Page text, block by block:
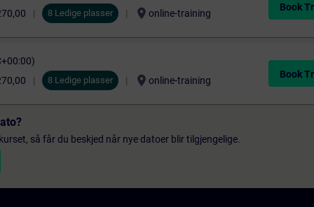
8 Ledige plasser location_on online-training
Book
8 Ledige plasser location_on online-training
Book
så får du beskjed når nye datoer blir tilgjengelige.